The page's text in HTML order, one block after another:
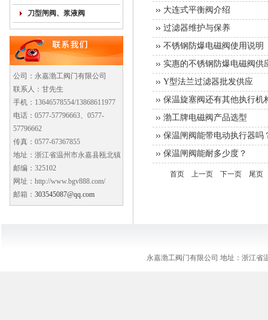
刀型闸阀、浆液阀
公司：永嘉渤工阀门有限公司
联系人：甘先生
手机：13646578554/13868611977
电话：0577-57796663、0577-
57796662
传真：0577-67367855
地址：浙江省温州市永嘉县瓯北镇
邮编：325102
网址：http://www.bgv888.com/
邮箱： 303545087@qq.com
大连式平衡阀介绍
过滤器维护与保养
不锈钢防爆电磁阀使用说明
实惠的不锈钢防爆电磁阀供
Y型法兰过滤器批发供应
保温旋塞阀还有其他执行机
渤工牌电磁阀产品选型
保温闸阀能带电动执行器吗
保温闸阀能耐多少度？
首页 上一页 下一页 尾页
永嘉渤工阀门有限公司 地址：浙江省